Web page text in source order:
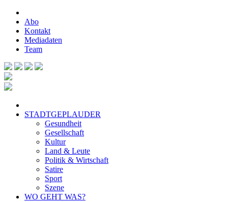
Abo
Kontakt
Mediadaten
Team
STADTGEPLAUDER
Gesundheit
Gesellschaft
Kultur
Land & Leute
Politik & Wirtschaft
Satire
Sport
Szene
WO GEHT WAS?